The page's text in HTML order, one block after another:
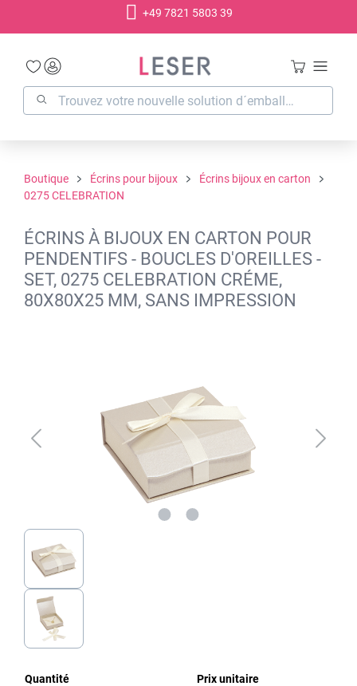
+49 7821 5803 39
Boutique Écrins pour bijoux
Écrins bijoux en carton
0275 CELEBRATION
ÉCRINS À BIJOUX EN CARTON POUR
PENDENTIFS - BOUCLES D'OREILLES -
SET, 0275 CELEBRATION CRÉME,
80X80X25 MM, SANS IMPRESSION
Quantité Prix unitaire